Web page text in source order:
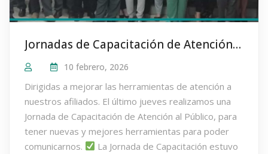
Jornadas de Capacitación de Atención al Público a cargo de Mario Sanguinetti
10 febrero, 2026
Dirigidas a mejorar las herramientas de atención a
nuestros afiliados. El último jueves realizamos una
Jornada de Capacitación de Atención al Público, para
tener nuevas y mejores herramientas para poder
comunicarnos.
La Jornada de Capacitación estuvo